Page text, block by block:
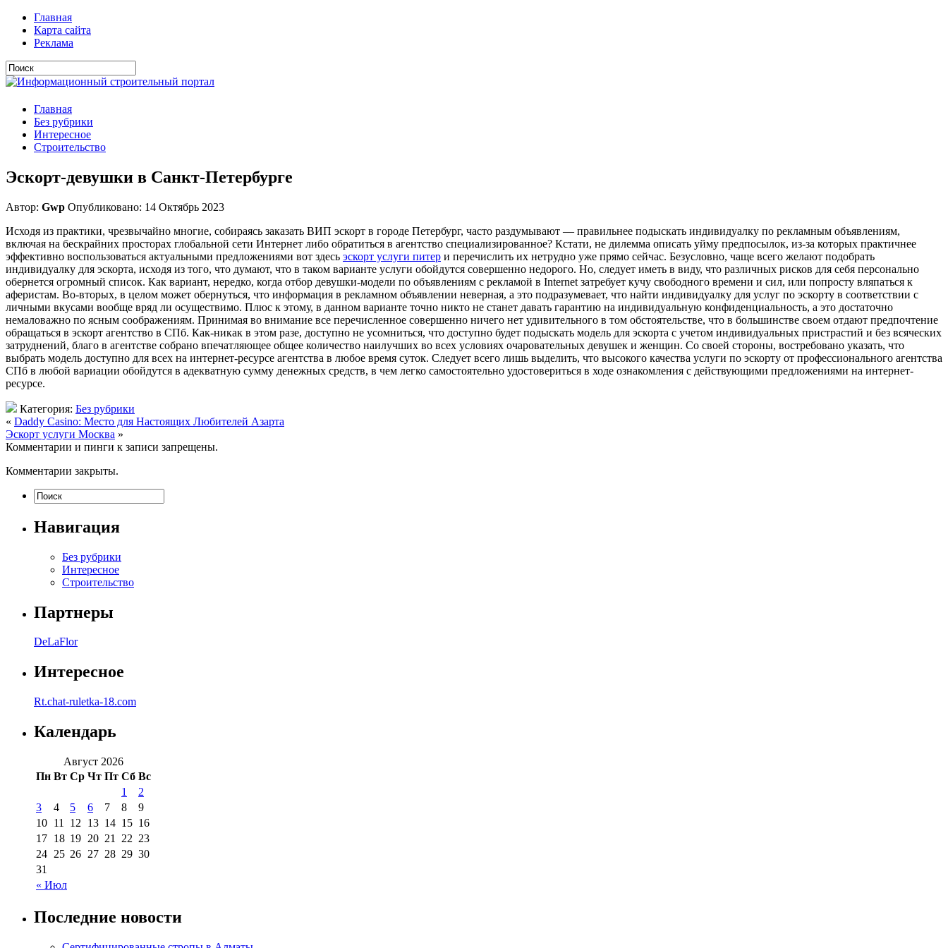
Главная
Карта сайта
Реклама
Главная
Без рубрики
Интересное
Строительство
Эскорт-девушки в Санкт-Петербурге
Автор: Gwp Опубликовано: 14 Октябрь 2023
Исходя из практики, чрезвычайно многие, собираясь заказать ВИП эскорт в городе Петербург, часто раздумывают — правильнее подыскать индивидуалку по рекламным объявлениям,
включая на бескрайних просторах глобальной сети Интернет либо обратиться в агентство специализированное? Кстати, не дилемма описать уйму предпосылок, из-за которых практичнее
эффективно воспользоваться актуальными предложениями вот здесь эскорт услуги питер и перечислить их нетрудно уже прямо сейчас. Безусловно, чаще всего желают подобрать
индивидуалку для эскорта, исходя из того, что думают, что в таком варианте услуги обойдутся совершенно недорого. Но, следует иметь в виду, что различных рисков для себя персонально
обернется огромный список. Как вариант, нередко, когда отбор девушки-модели по объявлениям с рекламой в Internet затребует кучу свободного времени и сил, или попросту вляпаться к
аферистам. Во-вторых, в целом может обернуться, что информация в рекламном объявлении неверная, а это подразумевает, что найти индивидуалку для услуг по эскорту в соответствии с
личными вкусами вообще вряд ли осуществимо. Плюс к этому, в данном варианте точно никто не станет давать гарантию на индивидуальную конфиденциальность, а это достаточно
немаловажно по ясным соображениям. Принимая во внимание все перечисленное совершенно ничего нет удивительного в том обстоятельстве, что в большинстве своем отдают предпочтение
обращаться в эскорт агентство в СПб. Как-никак в этом разе, доступно не усомниться, что доступно будет подыскать модель для эскорта с учетом индивидуальных пристрастий и без всяческих
затруднений, благо в агентстве собрано впечатляющее общее количество наилучших во всех условиях очаровательных девушек и женщин. Со своей стороны, востребовано указать, что
выбрать модель доступно для всех на интернет-ресурсе агентства в любое время суток. Следует всего лишь выделить, что высокого качества услуги по эскорту от профессионального агентства
СПб в любой вариации обойдутся в адекватную сумму денежных средств, в чем легко самостоятельно удостовериться в ходе ознакомления с действующими предложениями на интернет-
ресурсе.
Категория: Без рубрики
« Daddy Casino: Место для Настоящих Любителей Азарта
Эскорт услуги Москва »
Комментарии и пинги к записи запрещены.
Комментарии закрыты.
Навигация
Без рубрики
Интересное
Строительство
Партнеры
DeLaFlor
Интересное
Rt.chat-ruletka-18.com
Календарь
Август 2026
Пн Вт Ср Чт Пт Сб Вс
« Июл
1
2
3
4 5 6 7 8
9
10 11 12 13 14 15 16
17 18 19 20 21 22 23
24 25 26 27 28 29 30
31
Последние новости